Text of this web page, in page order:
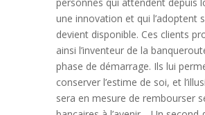
une innovation et qui l’adoptent
devient disponible. Ces clients
ainsi l’inventeur de la
phase de démarrage. Ils lui
conserver l’estime de soi, et
sera en mesure de rembourser